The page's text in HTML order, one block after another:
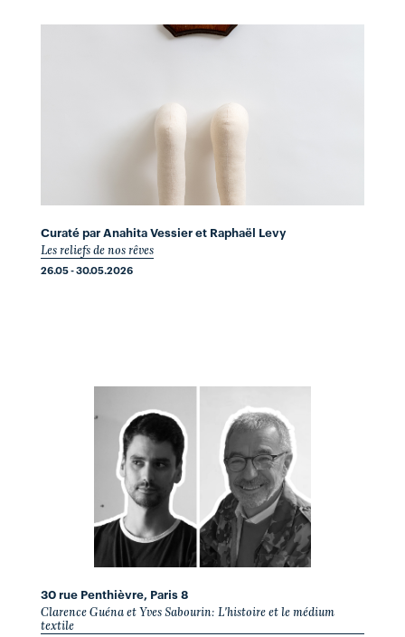
Curaté par Anahita Vessier et Raphaël Levy
Les reliefs de nos rêves
26.05 - 30.05.2026
30 rue Penthièvre, Paris 8
Clarence Guéna et Yves Sabourin: L'histoire et le médium
textile